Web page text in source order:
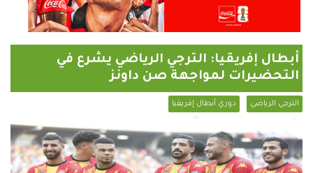
محترفونا بالخارج
ألبومات الصور
أخبار متفرقة
البث المباشر
أبطال إفريقيا: الترجي الرياضي يشرع في
التحضيرات لمواجهة صن داونز
الترجي الرياضي دوري أبطال إفريقيا